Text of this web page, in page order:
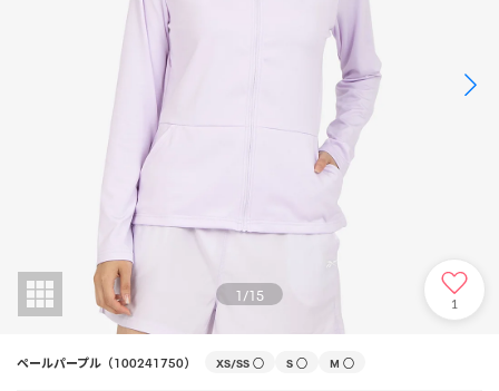
1/15 1
ペールパープル（100241750） XS/SS ○ S ○ M ○